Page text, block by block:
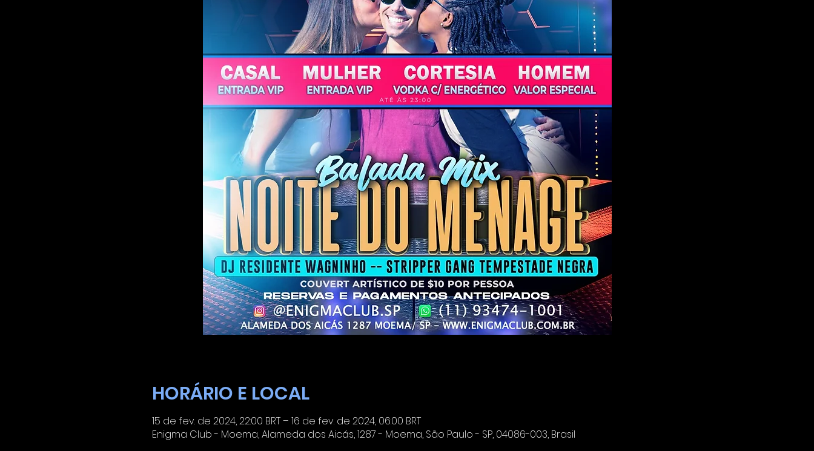
HORÁRIO E LOCAL
15 de fev. de 2024, 22:00 BRT – 16 de fev. de 2024, 06:00 BRT
Enigma Club - Moema, Alameda dos Aicás, 1287 - Moema, São Paulo - SP, 04086-003, Brasil